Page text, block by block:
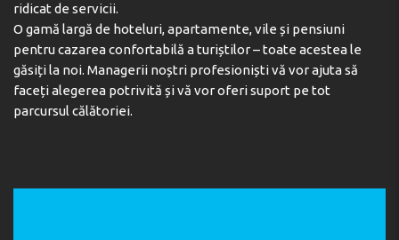
ridicat de servicii.
O gamă largă de hoteluri, apartamente, vile și pensiuni
pentru cazarea confortabilă a turiștilor – toate acestea le
găsiți la noi. Managerii noștri profesioniști vă vor ajuta să
faceți alegerea potrivită și vă vor oferi suport pe tot
parcursul călătoriei.